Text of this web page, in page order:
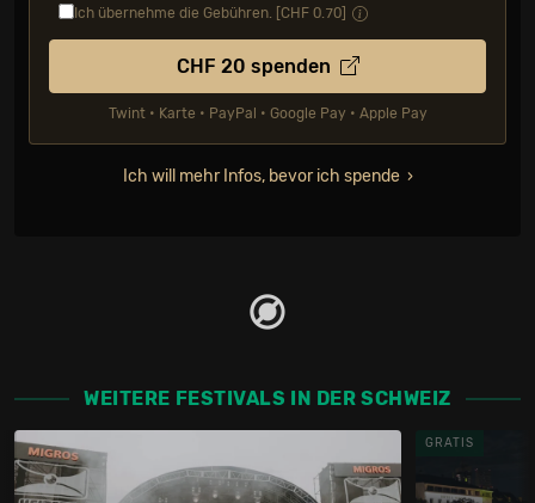
Ich übernehme die Gebühren. [CHF 0.70
CHF 20 spenden
Twint • Karte • PayPal • Google Pay • Apple Pay
Ich will mehr Infos, bevor ich spende
WEITERE FESTIVALS IN DER SCHWEIZ
GRATIS